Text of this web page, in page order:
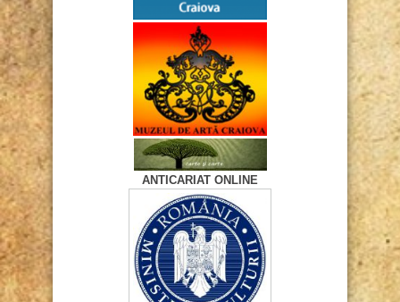
ANTICARIAT ONLINE